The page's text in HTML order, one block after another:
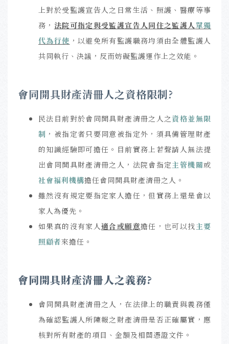
上對於受監護宣告人之日常生活、照護、醫療等事
務， 法院可指定與受監護宣告人同住之監護人單獨
代為行使 ，以避免所有監護職務均須由全體監護人
共同執行、決議，反而妨礙監護運作上之效能。
會同開具財產清冊人之資格限制?
民法目前對於會同開具財產清冊之人之資格並無限
制 ，被指定者只要同意被指定外，須具備管理財產
的知識經驗即可擔任。目前實務上若聲請人無法提
出會同開具財產清冊之人，法院會指定主管機關或
社會福利機構擔任會同開具財產清冊之人。
雖然沒有規定要指定家人擔任，但實務上還是會以
家人為優先。
如果真的沒有家人適合或願意擔任，也可以找主要
照顧者來擔任。
會同開具財產清冊人之義務?
會同開具財產清冊之人，在法律上的職責與義務僅
為確認監護人所陳報之財產清冊是否正確屬實，應
核對所有財產的項目、金額及相關憑證文件。